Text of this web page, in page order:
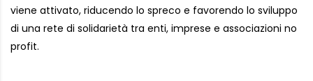
viene attivato, riducendo lo spreco e favorendo lo sviluppo
di una rete di solidarietà tra enti, imprese e associazioni no
profit.